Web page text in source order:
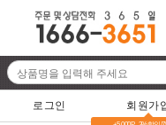
로그인 회원가